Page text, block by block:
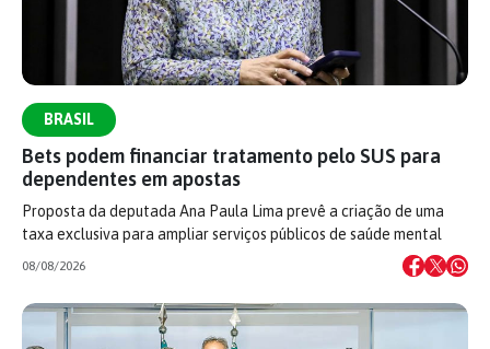
BRASIL
Bets podem financiar tratamento pelo SUS para
dependentes em apostas
Proposta da deputada Ana Paula Lima prevê a criação de uma
taxa exclusiva para ampliar serviços públicos de saúde mental
08/08/2026